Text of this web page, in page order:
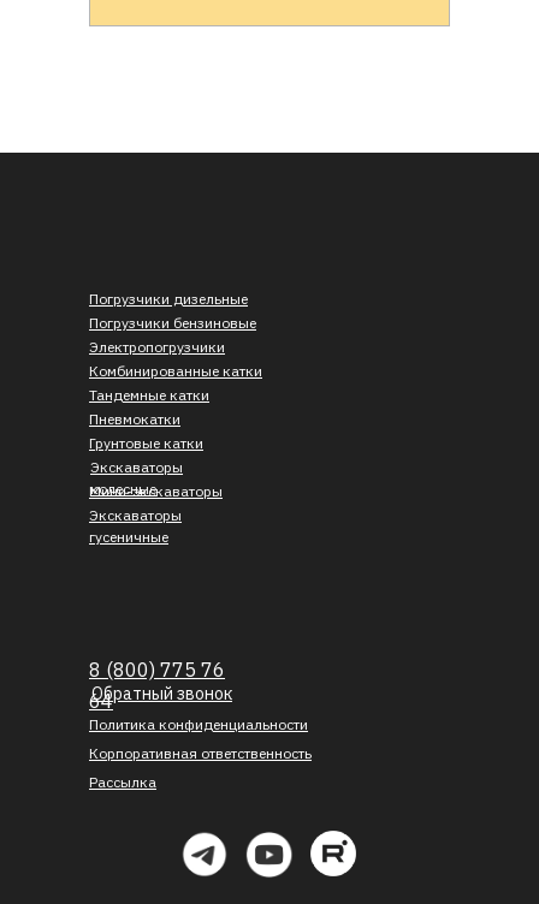
Погрузчики дизельные
Погрузчики бензиновые
Электропогрузчики
Экскаваторы
колесные
Обратный звонок
Экскаваторы
гусеничные
Мини-экскаваторы
Комбинированные катки
Грунтовые катки
Тандемные катки
Пневмокатки
Корпоративная ответственность
Рассылка
8 (800) 775 76
64
Политика конфиденциальности